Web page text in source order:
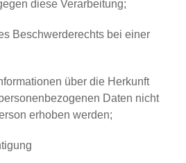
diese Verarbeitung;
Beschwerderechts bei einer
über die Herkunft
Daten nicht
erhoben werden;